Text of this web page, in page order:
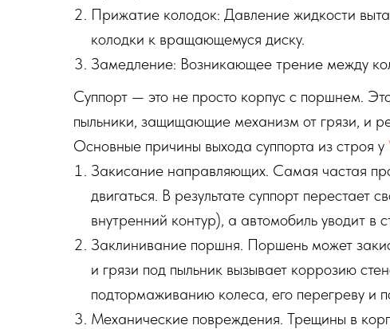
Прижатие колодок: Давление жидкости
колодки к вращающемуся диску.
Замедление: Возникающее трение между
Суппорт — это не просто корпус с поршнем.
пыльники, защищающие механизм от грязи, и
Основные причины выхода суппорта из строя у
Закисание направляющих. Самая частая
двигаться. В результате суппорт
внутренний контур), а автомобиль уводит в
Заклинивание поршня. Поршень может
и грязи под пыльник вызывает коррозию
подтормаживанию колеса, его перегреву и
Механические повреждения. Трещины в